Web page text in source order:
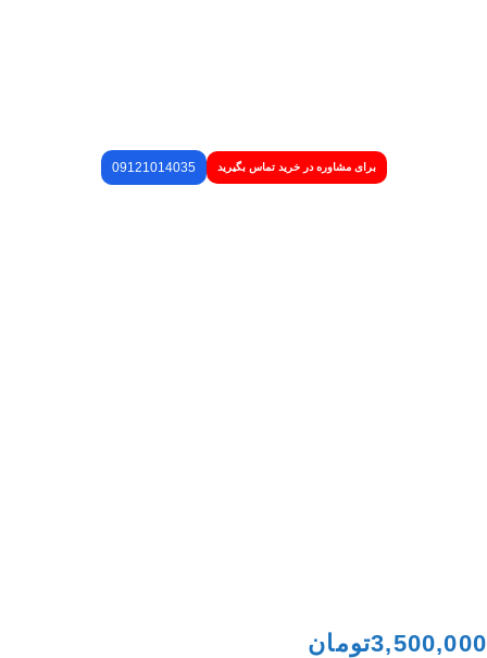
برای مشاوره در خرید تماس بگیرید 09121014035
3,500,000تومان